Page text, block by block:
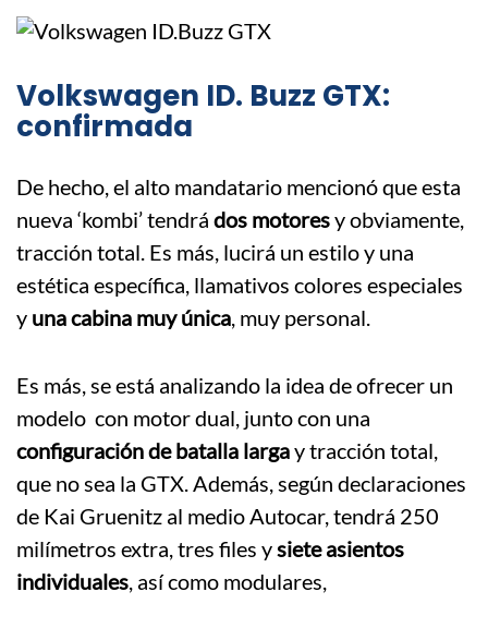
Volkswagen ID. Buzz GTX:
confirmada
De hecho, el alto mandatario mencionó que esta
nueva ‘kombi’ tendrá dos motoresy obviamente,
tracción total. Es más, lucirá un estilo y una
estética específica, llamativos colores especiales
y una cabina muy única, muy personal.
Es más, se está analizando la idea de ofrecer un
modelo con motor dual, junto con una
configuración de batalla largay tracción total,
que no sea la GTX. Además, según declaraciones
de Kai Gruenitz al medio Autocar, tendrá 250
milímetros extra, tres files ysiete asientos
individuales, así como modulares,